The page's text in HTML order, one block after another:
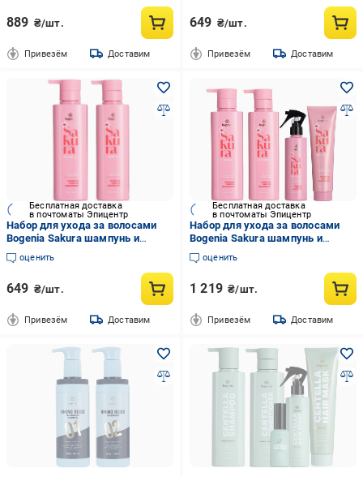
889 ₴/шт.
Привезём Доставим
649 ₴/шт.
Привезём Доставим
Бесплатная доставка
в почтоматы Эпицентр
Набор для ухода за волосами
Bogenia Sakura шампунь и
кондиционер
оценить
649 ₴/шт.
Привезём Доставим
Бесплатная доставка
в почтоматы Эпицентр
Набор для ухода за волосами
Bogenia Sakura шампунь и
кондиционер/термозащита/
маска
оценить
1 219 ₴/шт.
Привезём Доставим